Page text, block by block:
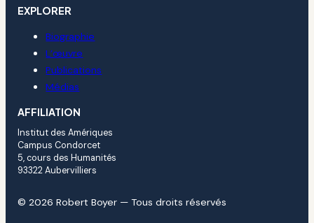
EXPLORER
Biographie
L’œuvre
Publications
Médias
AFFILIATION
Institut des Amériques
Campus Condorcet
5, cours des Humanités
93322 Aubervilliers
© 2026 Robert Boyer — Tous droits réservés